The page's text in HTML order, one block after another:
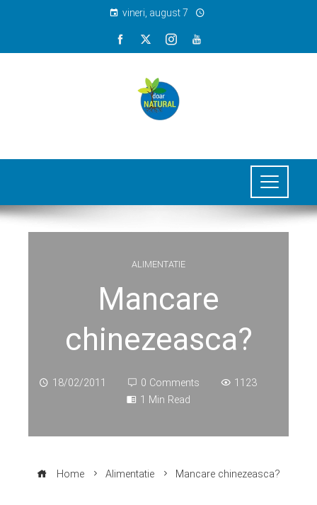
vineri, august 7
ALIMENTATIE
Mancare
chinezeasca?
18/02/2011 0 Comments
1123
1 Min Read
Home Alimentatie Mancare chinezeasca?